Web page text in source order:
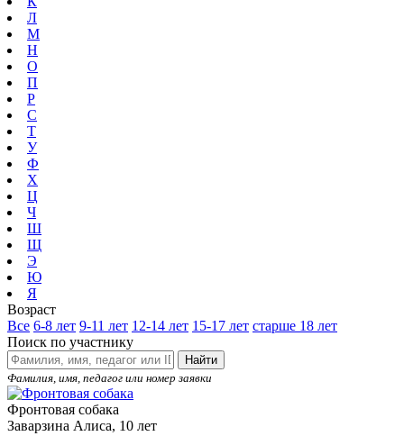
Л
М
Н
О
П
Р
С
Т
У
Ф
Х
Ц
Ч
Ш
Щ
Э
Ю
Я
Возраст
Все 6-8 лет 9-11 лет 12-14 лет 15-17 лет старше 18 лет
Поиск по участнику
Найти
Фамилия, имя, педагог или номер заявки
Фронтовая собака
Заварзина Алиса, 10 лет